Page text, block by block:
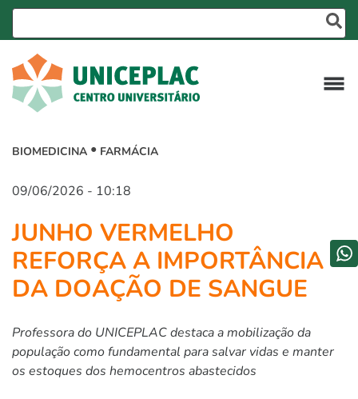
BIOMEDICINA FARMÁCIA
09/06/2026 - 10:18
JUNHO VERMELHO
REFORÇA A IMPORTÂNCIA
DA DOAÇÃO DE SANGUE
Professora do UNICEPLAC destaca a mobilização da
população como fundamental para salvar vidas e manter
os estoques dos hemocentros abastecidos